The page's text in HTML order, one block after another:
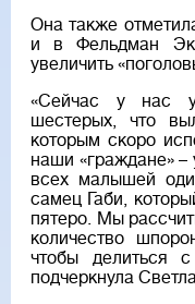
Она также
и в Фельдман
увеличить
«Сейчас у нас
шестерых, что
которым скоро
наши «граждане»
всех малышей
самец Габи,
пятеро. Мы
количество
чтобы делиться
подчеркнула